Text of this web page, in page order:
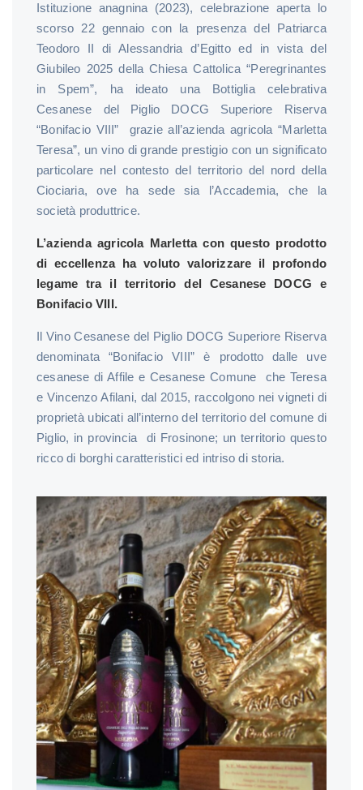
Istituzione anagnina (2023), celebrazione aperta lo
scorso 22 gennaio con la presenza del Patriarca
Teodoro II di Alessandria d’Egitto ed in vista del
Giubileo 2025 della Chiesa Cattolica “Peregrinantes
in Spem”, ha ideato una Bottiglia celebrativa
Cesanese del Piglio DOCG Superiore Riserva
“Bonifacio VIII” grazie all’azienda agricola “Marletta
Teresa”, un vino di grande prestigio con un significato
particolare nel contesto del territorio del nord della
Ciociaria, ove ha sede sia l’Accademia, che la
società produttrice.
L’azienda agricola Marletta con questo prodotto
di eccellenza ha voluto valorizzare il profondo
legame tra il territorio del Cesanese DOCG e
Bonifacio VIII.
Il Vino Cesanese del Piglio DOCG Superiore Riserva
denominata “Bonifacio VIII” è prodotto dalle uve
cesanese di Affile e Cesanese Comune che Teresa
e Vincenzo Afilani, dal 2015, raccolgono nei vigneti di
proprietà ubicati all’interno del territorio del comune di
Piglio, in provincia di Frosinone; un territorio questo
ricco di borghi caratteristici ed intriso di storia.